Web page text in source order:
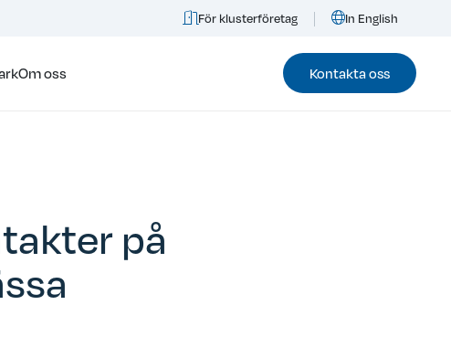
För klusterföretag In English
Om oss Kontakta oss
på